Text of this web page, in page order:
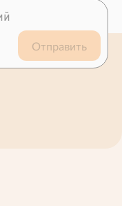
Отправить